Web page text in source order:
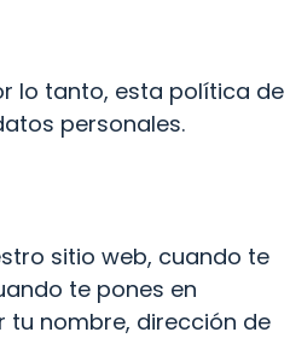
lo tanto, esta política de
personales.
sitio web, cuando te
te pones en
nombre, dirección de